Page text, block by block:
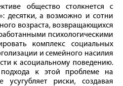
общество столкнется с
десятки, а возможно и сотни
возраста, возвращающихся
психологическими
комплекс социальных
и семейного насилия
к асоциальному поведению.
подхода к этой проблеме на
усугубляет риски, создавая